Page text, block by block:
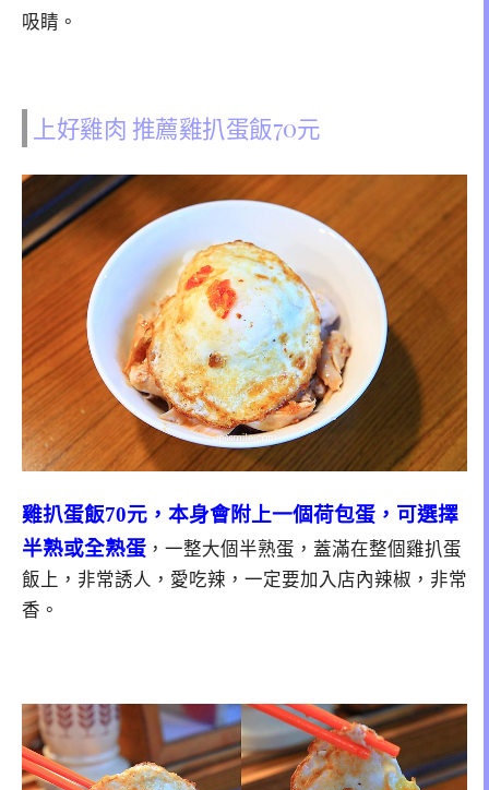
吸睛。
上好雞肉 推薦雞扒蛋飯70元
雞扒蛋飯70元，本身會附上一個荷包蛋，可選擇
半熟或全熟蛋 ，一整大個半熟蛋，蓋滿在整個雞扒蛋
飯上，非常誘人，愛吃辣，一定要加入店內辣椒，非常
香。